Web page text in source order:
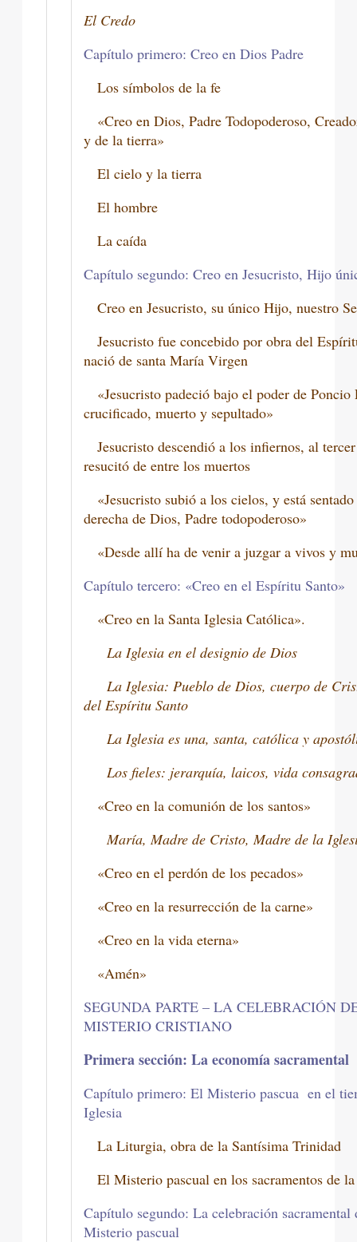
El Credo
Capítulo primero: Creo en Dios Padre
Los símbolos de la fe
«Creo en Dios, Padre Todopoderoso,
y de la tierra»
El cielo y la tierra
El hombre
La caída
Capítulo segundo: Creo en Jesucristo, Hijo
Creo en Jesucristo, su único Hijo, nuestro
Jesucristo fue concebido por obra del
nació de santa María Virgen
«Jesucristo padeció bajo el poder de Poncio
crucificado, muerto y sepultado»
Jesucristo descendió a los infiernos, al
resucitó de entre los muertos
«Jesucristo subió a los cielos, y está
derecha de Dios, Padre todopoderoso»
«Desde allí ha de venir a juzgar a vivos y
Capítulo tercero: «Creo en el Espíritu Santo»
«Creo en la Santa Iglesia Católica».
La Iglesia en el designio de Dios
La Iglesia: Pueblo de Dios, cuerpo de
del Espíritu Santo
La Iglesia es una, santa, católica y
Los fieles: jerarquía, laicos, vida
«Creo en la comunión de los santos»
María, Madre de Cristo, Madre de la
«Creo en el perdón de los pecados»
«Creo en la resurrección de la carne»
«Creo en la vida eterna»
«Amén»
SEGUNDA PARTE – LA CELEBRACIÓN
MISTERIO CRISTIANO
Primera sección: La economía sacramental
Capítulo primero: El Misterio pascua en el
Iglesia
La Liturgia, obra de la Santísima Trinidad
El Misterio pascual en los sacramentos de
Capítulo segundo: La celebración sacramental
Misterio pascual